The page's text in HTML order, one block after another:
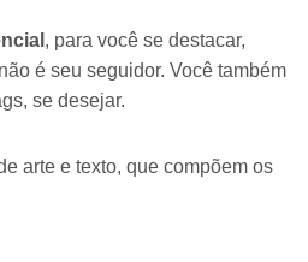
, para você se destacar,
é seu seguidor. Você também
se desejar.
arte e texto, que compõem os